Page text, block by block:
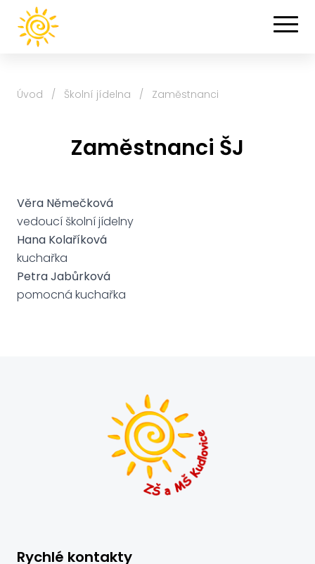
Úvod / Školní jídelna / Zaměstnanci
Zaměstnanci ŠJ
Věra Němečková
vedoucí školní jídelny
Hana Kolaříková
kuchařka
Petra Jabůrková
pomocná kuchařka
Rychlé kontakty